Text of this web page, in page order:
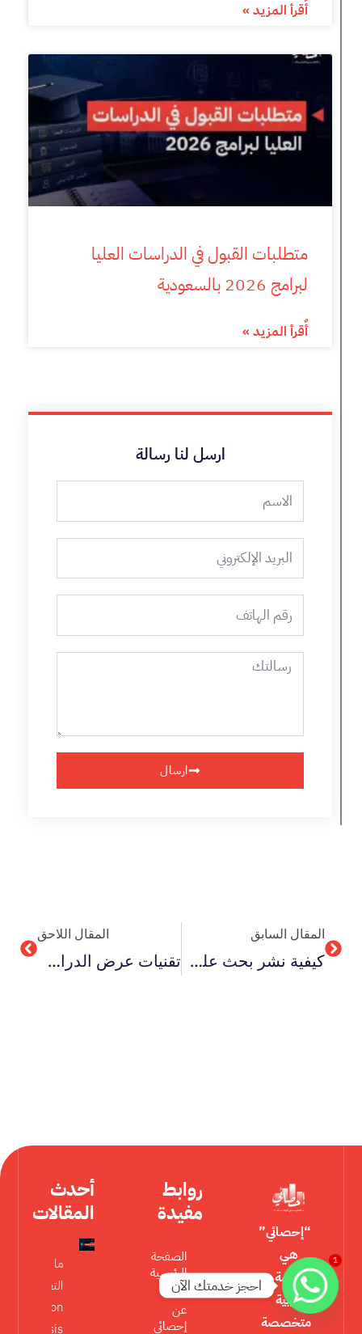
أٌقرأ المزيد »
متطلبات القبول في الدراسات العليا
لبرامج 2026 بالسعودية
أٌقرأ المزيد »
ارسل لنا رسالة
البريد
الإلكتروني
الهاتف
رسالتك
ارسال
المقال السابق
كيفية نشر بحث علمي لعام 2026 في مجلات SSRN؟
المقال اللاحق
تقنيات عرض الدراسات الكمية والنوعية 2026 في البحث العلمي
“إحصائي”
هي
منصة
عربية
متخصصة
روابط
مفيدة
الصفحة
الرئيسية
عن
إحصائي
أحدث
المقالات
ما هو تحليل
التعديل
Moderation
1
احجز خدمتك الآن